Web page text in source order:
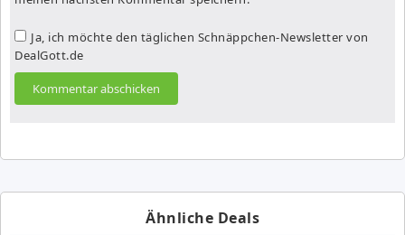
Ja, ich möchte den täglichen Schnäppchen-Newsletter von
DealGott.de
Ähnliche Deals